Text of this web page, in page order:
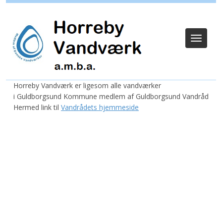
Toggle
Horreby Vandværk er ligesom alle vandværker
i Guldborgsund Kommune medlem af Guldborgsund Vandråd
Hermed link til Vandrådets hjemmeside